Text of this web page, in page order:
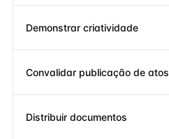
Demonstrar criatividade
Convalidar publicação de atos
Distribuir documentos